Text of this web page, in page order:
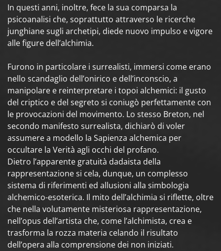
In questi anni, inoltre, fece la sua comparsa la
psicoanalisi che, soprattutto attraverso le ricerche
junghiane sugli archetipi, diede nuovo impulso e vigore
alle figure dell’alchimia.
Furono in particolare i surrealisti, immersi come erano
nello scandaglio dell’onirico e dell’inconscio, a
manipolare e reinterpretare i topoi alchemici: il gusto
del criptico e del segreto si coniugò perfettamente con
le provocazioni del movimento. Lo stesso Breton, nel
secondo manifesto surrealista, dichiarò di voler
assumere a modello la Sapienza alchemica per
occultare la Verità agli occhi del profano.
Dietro l’apparente gratuità dadaista della
rappresentazione si cela, dunque, un complesso
sistema di riferimenti ed allusioni alla simbologia
alchemico-esoterica. Il mito dell’alchimia si riflette, oltre
che nella volutamente misteriosa rappresentazione,
nell’opus dell’artista che, come l’alchimista, crea e
trasforma la rozza materia celando il risultato
dell’opera alla comprensione dei non iniziati.